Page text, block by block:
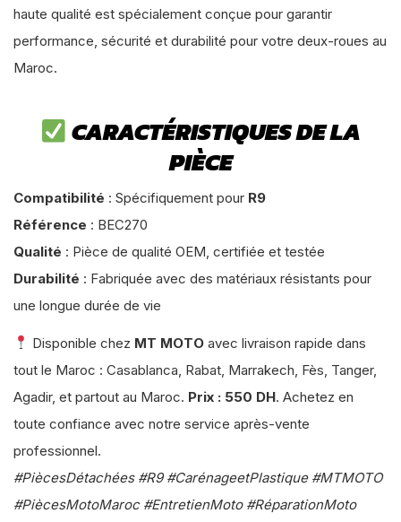
haute qualité est spécialement conçue pour garantir
performance, sécurité et durabilité pour votre deux-roues au
Maroc.
CARACTÉRISTIQUES DE LA
PIÈCE
Compatibilité : Spécifiquement pour R9
Référence : BEC270
Qualité : Pièce de qualité OEM, certifiée et testée
Durabilité : Fabriquée avec des matériaux résistants pour
une longue durée de vie
Disponible chez MT MOTO avec livraison rapide dans
tout le Maroc : Casablanca, Rabat, Marrakech, Fès, Tanger,
Agadir, et partout au Maroc. Prix : 550 DH. Achetez en
toute confiance avec notre service après-vente
professionnel.
#PiècesDétachées #R9 #CarénageetPlastique #MTMOTO
#PiècesMotoMaroc #EntretienMoto #RéparationMoto